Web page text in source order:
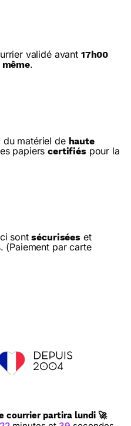
validé avant 17h00
.
du matériel de haute
papierscertifiés pour la
sontsécurisées et
(Paiement par carte
courrier partira lundi 🚀